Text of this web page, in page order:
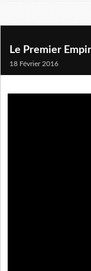
Le Premier
18 Février 2016